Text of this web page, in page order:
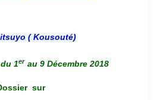
( Kousouté)
du 1er au 9 Décembre 2018
sur